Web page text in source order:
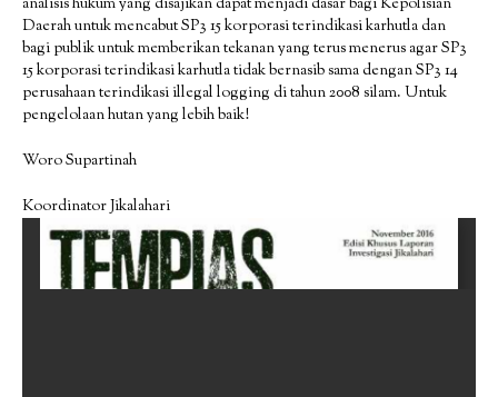
analisis hukum yang disajikan dapat menjadi dasar bagi Kepolisian
Daerah untuk mencabut SP3 15 korporasi terindikasi karhutla dan
bagi publik untuk memberikan tekanan yang terus menerus agar SP3
15 korporasi terindikasi karhutla tidak bernasib sama dengan SP3 14
perusahaan terindikasi illegal logging di tahun 2008 silam. Untuk
pengelolaan hutan yang lebih baik!
Woro Supartinah
Koordinator Jikalahari